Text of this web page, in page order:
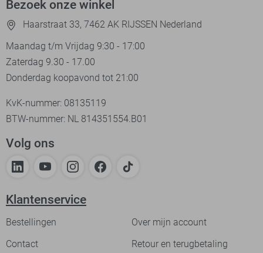
Bezoek onze winkel
Haarstraat 33, 7462 AK RIJSSEN Nederland
Maandag t/m Vrijdag 9:30 - 17:00
Zaterdag 9.30 - 17.00
Donderdag koopavond tot 21:00
KvK-nummer: 08135119
BTW-nummer: NL 814351554.B01
Volg ons
Klantenservice
Bestellingen
Over mijn account
Contact
Retour en terugbetaling